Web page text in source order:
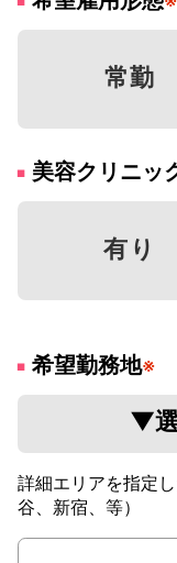
常勤
美容クリニッ
有り
希望勤務地※
詳細エリアを指定
谷、新宿、等）